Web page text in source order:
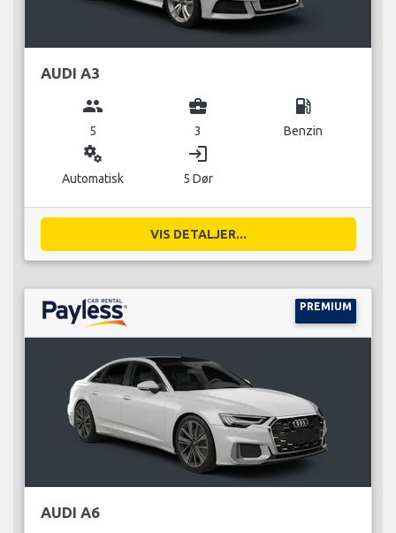
AUDI A3
group
5
business_center
3
local_gas_station
Benzin
miscellaneous_services
Automatisk
login
5 Dør
VIS DETALJER...
PREMIUM
AUDI A6